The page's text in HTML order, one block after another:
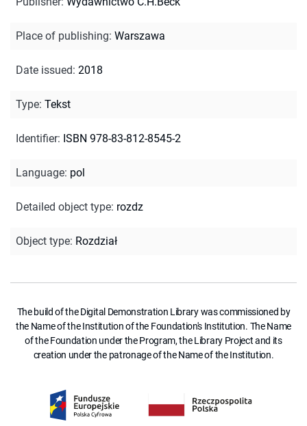
Place of publishing: Warszawa
Date issued: 2018
Type: Tekst
Identifier: ISBN 978-83-812-8545-2
Language: pol
Detailed object type: rozdz
Object type: Rozdział
The build of the Digital Demonstration Library was commissioned by
the Name of the Institution of the Foundation's Institution. The Name
of the Foundation under the Program, the Library Project and its
creation under the patronage of the Name of the Institution.